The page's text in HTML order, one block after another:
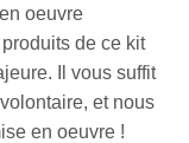
oeuvre
de ce kit
Il vous suffit
et nous
en oeuvre !